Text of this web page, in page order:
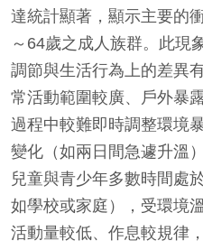
達統計顯著，顯示主要的
～64歲之成人族群。此現
調節與生活行為上的差異
常活動範圍較廣、戶外暴
過程中較難即時調整環境
變化（如兩日間急遽升溫
兒童與青少年多數時間處
如學校或家庭），受環境
活動量較低、作息較規律